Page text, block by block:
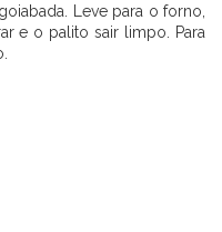
Leve para o forno,
e o palito sair limpo. Para